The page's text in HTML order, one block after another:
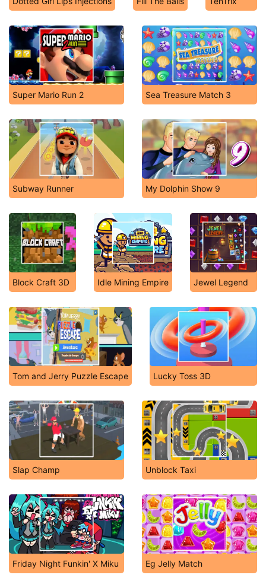
Super Mario Run 2 Sea Treasure Match 3
Subway Runner My Dolphin Show 9
Block Craft 3D Idle Mining Empire Jewel Legend
Tom and Jerry Puzzle Escape Lucky Toss 3D
Slap Champ Unblock Taxi
Friday Night Funkin' X Miku Eg Jelly Match